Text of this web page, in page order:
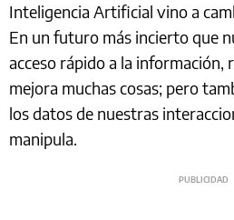
Inteligencia Artificial vino a
En un futuro más incierto que
acceso rápido a la información,
mejora muchas cosas; pero
los datos de nuestras
manipula.